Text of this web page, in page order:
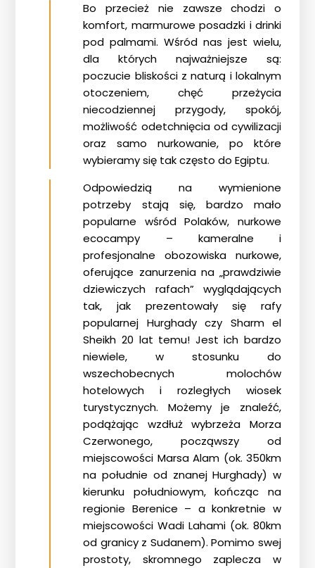
Bo przecież nie zawsze chodzi o
komfort, marmurowe posadzki i drinki
pod palmami. Wśród nas jest wielu,
dla których najważniejsze są:
poczucie bliskości z naturą i lokalnym
otoczeniem, chęć przeżycia
niecodziennej przygody, spokój,
możliwość odetchnięcia od cywilizacji
oraz samo nurkowanie, po które
wybieramy się tak często do Egiptu.
Odpowiedzią na wymienione
potrzeby stają się, bardzo mało
popularne wśród Polaków, nurkowe
ecocampy – kameralne i
profesjonalne obozowiska nurkowe,
oferujące zanurzenia na „prawdziwie
dziewiczych rafach” wyglądających
tak, jak prezentowały się rafy
popularnej Hurghady czy Sharm el
Sheikh 20 lat temu! Jest ich bardzo
niewiele, w stosunku do
wszechobecnych molochów
hotelowych i rozległych wiosek
turystycznych. Możemy je znaleźć,
podążając wzdłuż wybrzeża Morza
Czerwonego, począwszy od
miejscowości Marsa Alam (ok. 350km
na południe od znanej Hurghady) w
kierunku południowym, kończąc na
regionie Berenice – a konkretnie w
miejscowości Wadi Lahami (ok. 80km
od granicy z Sudanem). Pomimo swej
prostoty, skromnego zaplecza w